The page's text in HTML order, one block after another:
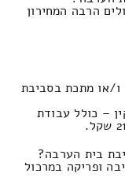
הרבה המחירון
או מתכת בסביבת
– כולל עבודת
בית הערבה?
ופריקה במרכול